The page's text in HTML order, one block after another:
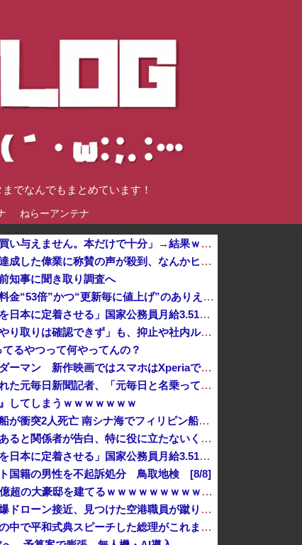
でなんでもまとめています！
ねらーアンテナ
【悲報】親「うちの子にはゲームは買い与えません。本だけで十分」→結果ｗｗｗ
「感動のフィナーレだ」と某野党が達成した偉業に称賛の声が殺到、なんかヒーロー番組の最終回を見ているような気分に……他
知事に聞き取り調査へ
ゲーム業界ご用達のフォント、年間料金“53倍”かつ“更新毎に値上げ”のありえない契約により多数撤退へ・・・
高市総理「物価上昇を上回る賃上げを日本に定着させる」国家公務員月給3.51％増へ 地方公務員も追随する見通し
【再入館問題】イオン「ハビタとのやり取りは確認できず」も、抑止や社内ルール運用が徹底できなかった可能性を認める
るやつって何やってんの？
【悲報】ソニーの大スター、スパイダーマン 新作映画ではスマホはXperiaではなくGalaxyを使用
後輩記者に歩道橋近くで呼び止められた元毎日新聞記者、「元毎日と名乗ってSNSで活動するな」と要求されてしまい……
してしまうｗｗｗｗｗｗｗ
【速報】中国の海警局と中国海軍の船が衝突2人死亡 南シナ海でフィリピン船を追跡中
国連が事実上の機能停止に陥りつつあると関係者が告白、特に役に立たないくせに高給だけ毟り取った結果……
高市総理「物価上昇を上回る賃上げを日本に定着させる」国家公務員月給3.51％増へ 地方公務員も追随する見通し
国籍の男性を不起訴処分 鳥取地検 [8/8]
【悲報】ちいかわ作者さん、総額30億超の大豪邸を建てるｗｗｗｗｗｗｗｗｗｗｗｗｗｗｗｗｗｗｗ
ドイツ空港のウクライナ輸送機に自爆ドローン接近、見つけた空港職員が蹴り落とす…高性能プラスチック爆弾搭載！
【高市ガーｗ】研究者「防弾ガラスの中で平和式典スピーチした総理がこれまでいたんだろうか？」 → ﾈｯﾄ「あなたの応援してた石破前総理もしてました...